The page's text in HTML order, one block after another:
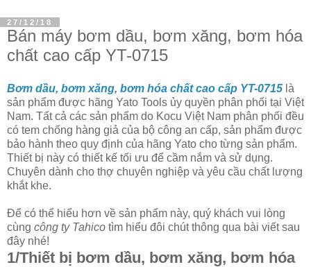
27/12/18
Bán máy bơm dầu, bơm xăng, bơm hóa
chất cao cấp YT-0715
Bơm dầu, bơm xăng, bơm hóa chất cao cấp YT-0715 là
sản phẩm được hãng Yato Tools ủy quyền phân phối tại Việt
Nam. Tất cả các sản phẩm do Kocu Việt Nam phân phối đều
có tem chống hàng giả của bộ công an cấp, sản phẩm được
bảo hành theo quy định của hãng Yato cho từng sản phẩm.
Thiết bị này có thiết kế tối ưu để cầm nắm và sử dụng.
Chuyên dành cho thợ chuyên nghiệp và yêu cầu chất lượng
khắt khe.
Để có thể hiểu hơn về sản phẩm này, quý khách vui lòng
cùng công ty Tahico tìm hiểu đôi chút thông qua bài viết sau
đây nhé!
1/Thiết bị bơm dầu, bơm xăng, bơm hóa